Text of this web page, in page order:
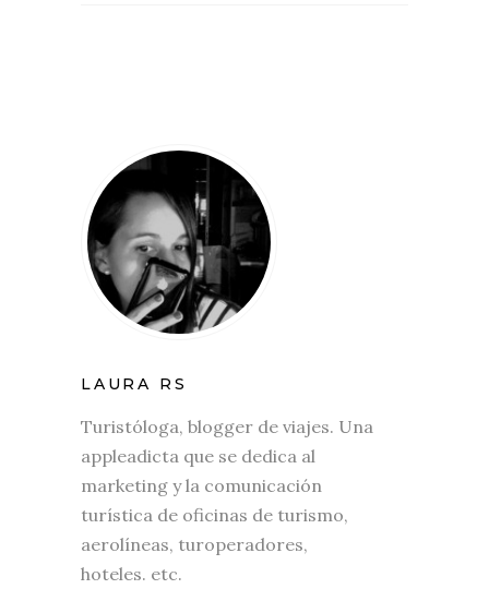
LAURA RS
Turistóloga, blogger de viajes. Una
appleadicta que se dedica al
marketing y la comunicación
turística de oficinas de turismo,
aerolíneas, turoperadores,
hoteles. etc.